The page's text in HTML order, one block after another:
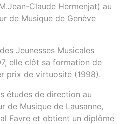
Claude Hermenjat) au
de Musique de Genève
Jeunesses Musicales
elle clôt sa formation de
prix de virtuosité (1998).
études de direction au
de Musique de Lausanne,
Favre et obtient un diplôme